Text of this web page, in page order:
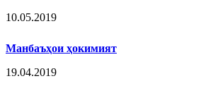
10.05.2019
Манбаъҳои ҳокимият
19.04.2019